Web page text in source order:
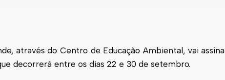
através do Centro de Educação Ambiental, vai
decorrerá entre os dias 22 e 30 de setembro.